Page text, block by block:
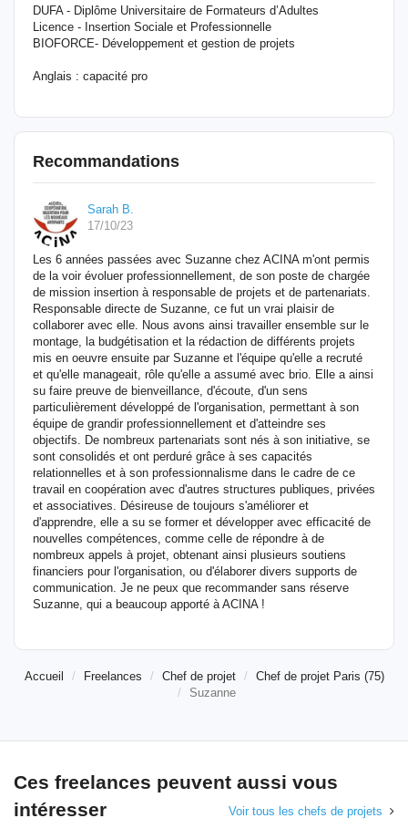
DUFA - Diplôme Universitaire de Formateurs d’Adultes
Licence - Insertion Sociale et Professionnelle
BIOFORCE- Développement et gestion de projets
Anglais : capacité pro
Recommandations
Sarah B.
17/10/23
Les 6 années passées avec Suzanne chez ACINA m'ont permis
de la voir évoluer professionnellement, de son poste de chargée
de mission insertion à responsable de projets et de partenariats.
Responsable directe de Suzanne, ce fut un vrai plaisir de
collaborer avec elle. Nous avons ainsi travailler ensemble sur le
montage, la budgétisation et la rédaction de différents projets
mis en oeuvre ensuite par Suzanne et l'équipe qu'elle a recruté
et qu'elle manageait, rôle qu'elle a assumé avec brio. Elle a ainsi
su faire preuve de bienveillance, d'écoute, d'un sens
particulièrement développé de l'organisation, permettant à son
équipe de grandir professionnellement et d'atteindre ses
objectifs. De nombreux partenariats sont nés à son initiative, se
sont consolidés et ont perduré grâce à ses capacités
relationnelles et à son professionnalisme dans le cadre de ce
travail en coopération avec d'autres structures publiques, privées
et associatives. Désireuse de toujours s'améliorer et
d'apprendre, elle a su se former et développer avec efficacité de
nouvelles compétences, comme celle de répondre à de
nombreux appels à projet, obtenant ainsi plusieurs soutiens
financiers pour l'organisation, ou d'élaborer divers supports de
communication. Je ne peux que recommander sans réserve
Suzanne, qui a beaucoup apporté à ACINA !
Accueil Freelances Chef de projet
Chef de projet Paris (75)
Suzanne
Ces freelances peuvent aussi vous
intéresser
Voir tous les chefs de projets